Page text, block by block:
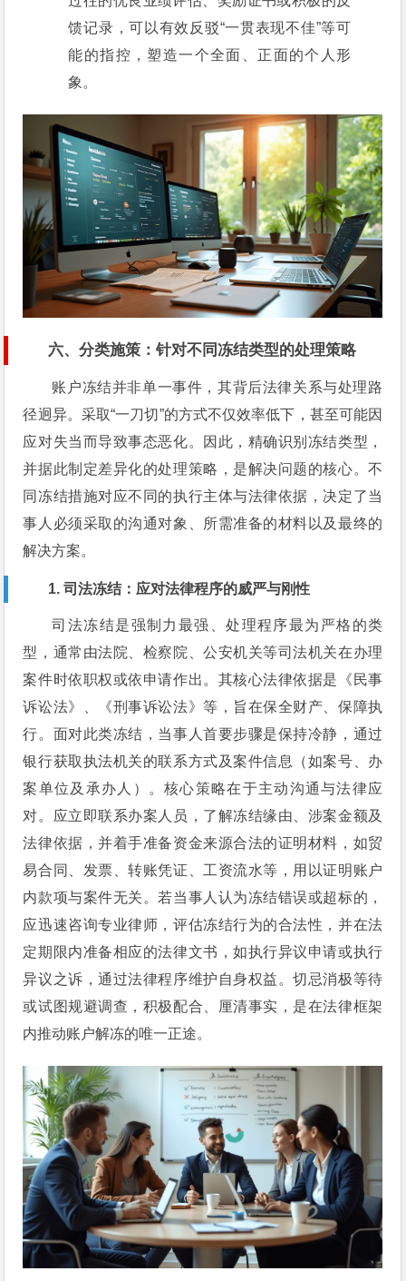
馈记录，可以有效反驳“一贯表现不佳”等可
能的指控，塑造一个全面、正面的个人形
象。
六、分类施策：针对不同冻结类型的处理策略
账户冻结并非单一事件，其背后法律关系与处理路
径迥异。采取“一刀切”的方式不仅效率低下，甚至可能因
应对失当而导致事态恶化。因此，精确识别冻结类型，
并据此制定差异化的处理策略，是解决问题的核心。不
同冻结措施对应不同的执行主体与法律依据，决定了当
事人必须采取的沟通对象、所需准备的材料以及最终的
解决方案。
1. 司法冻结：应对法律程序的威严与刚性
司法冻结是强制力最强、处理程序最为严格的类
型，通常由法院、检察院、公安机关等司法机关在办理
案件时依职权或依申请作出。其核心法律依据是《民事
诉讼法》、《刑事诉讼法》等，旨在保全财产、保障执
行。面对此类冻结，当事人首要步骤是保持冷静，通过
银行获取执法机关的联系方式及案件信息（如案号、办
案单位及承办人）。核心策略在于主动沟通与法律应
对。应立即联系办案人员，了解冻结缘由、涉案金额及
法律依据，并着手准备资金来源合法的证明材料，如贸
易合同、发票、转账凭证、工资流水等，用以证明账户
内款项与案件无关。若当事人认为冻结错误或超标的，
应迅速咨询专业律师，评估冻结行为的合法性，并在法
定期限内准备相应的法律文书，如执行异议申请或执行
异议之诉，通过法律程序维护自身权益。切忌消极等待
或试图规避调查，积极配合、厘清事实，是在法律框架
内推动账户解冻的唯一正途。